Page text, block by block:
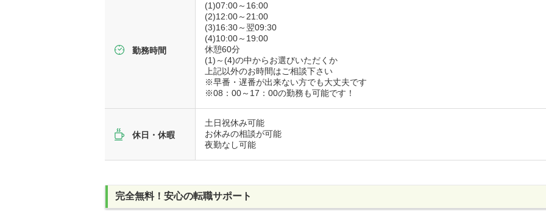
勤務時間
(1)07:00～16:00
(2)12:00～21:00
(3)16:30～翌09:30
(4)10:00～19:00
休憩60分
(1)～(4)の中からお選びいただくか
上記以外のお時間はご相談下さい
※早番・遅番が出来ない方でも大丈夫です
※08：00～17：00の勤務も可能です！
休日・休暇
土日祝休み可能
お休みの相談が可能
夜勤なし可能
完全無料！安心の転職サポート